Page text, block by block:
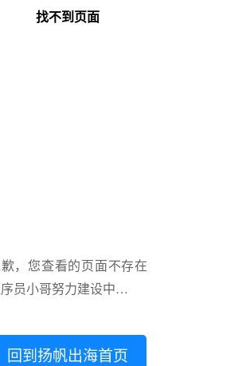
找不到页面
，您查看的页面不存在
员小哥努力建设中…
回到扬帆出海首页